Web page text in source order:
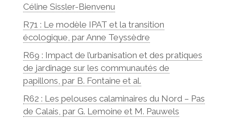
Céline Sissler-Bienvenu
R71 : Le modèle IPAT et la transition
écologique, par Anne Teyssèdre
R69 : Impact de l’urbanisation et des pratiques
de jardinage sur les communautés de
papillons, par B. Fontaine et al.
R62 : Les pelouses calaminaires du Nord – Pas
de Calais, par G. Lemoine et M. Pauwels